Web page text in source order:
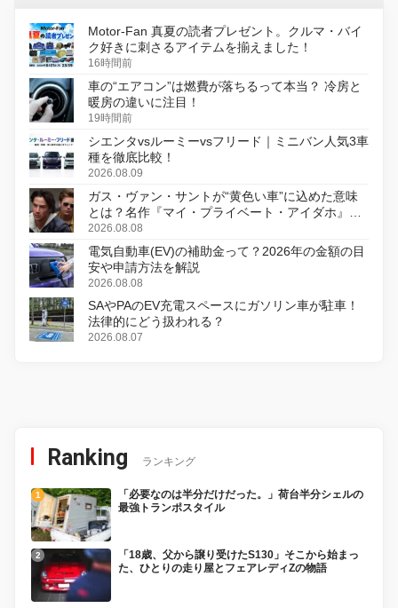
Motor-Fan 真夏の読者プレゼント。クルマ・バイ
ク好きに刺さるアイテムを揃えました！
16時間前
車の“エアコン”は燃費が落ちるって本当？ 冷房と
暖房の違いに注目！
19時間前
シエンタvsルーミーvsフリード｜ミニバン人気3車
種を徹底比較！
2026.08.09
ガス・ヴァン・サントが“黄色い車”に込めた意味
とは？名作『マイ・プライベート・アイダホ』が
初のデジタルリマスター版で復活
2026.08.08
電気自動車(EV)の補助金って？2026年の金額の目
安や申請方法を解説
2026.08.08
SAやPAのEV充電スペースにガソリン車が駐車！
法律的にどう扱われる？
2026.08.07
Ranking ランキング
「必要なのは半分だけだった。」荷台半分シェルの
最強トランポスタイル
「18歳、父から譲り受けたS130」そこから始まっ
た、ひとりの走り屋とフェアレディZの物語